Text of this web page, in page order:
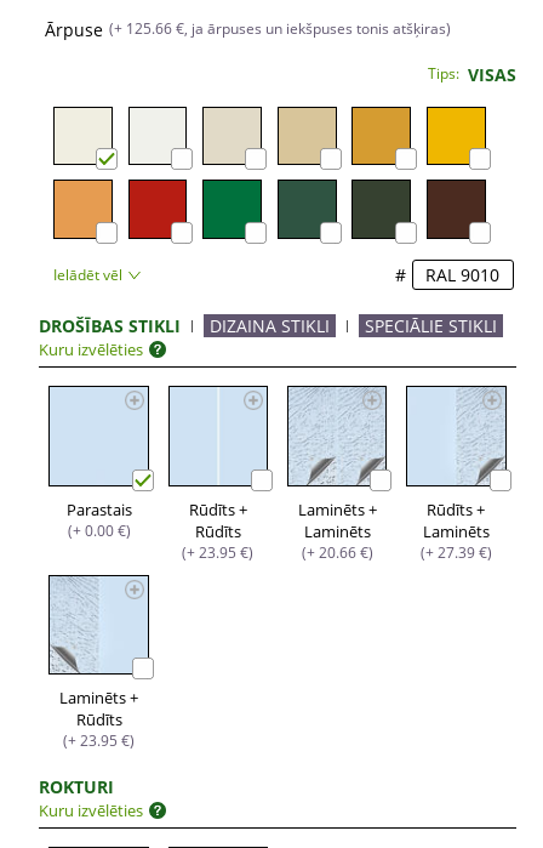
Ārpuse (+ 125.66 €, ja ārpuses un iekšpuses tonis atšķiras)
Tips: VISAS
Ielādēt vēl #
DROŠĪBAS STIKLI DIZAINA STIKLI SPECIĀLIE STIKLI
Kuru izvēlēties
Parastais
(+ 0.00 €)
Rūdīts +
Rūdīts
(+ 23.95 €)
Laminēts +
Laminēts
(+ 20.66 €)
Rūdīts +
Laminēts
(+ 27.39 €)
Laminēts +
Rūdīts
(+ 23.95 €)
ROKTURI
Kuru izvēlēties